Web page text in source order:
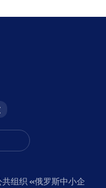
组织 «俄罗斯中小企